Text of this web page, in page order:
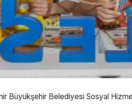
Büyükşehir Belediyesi Sosyal